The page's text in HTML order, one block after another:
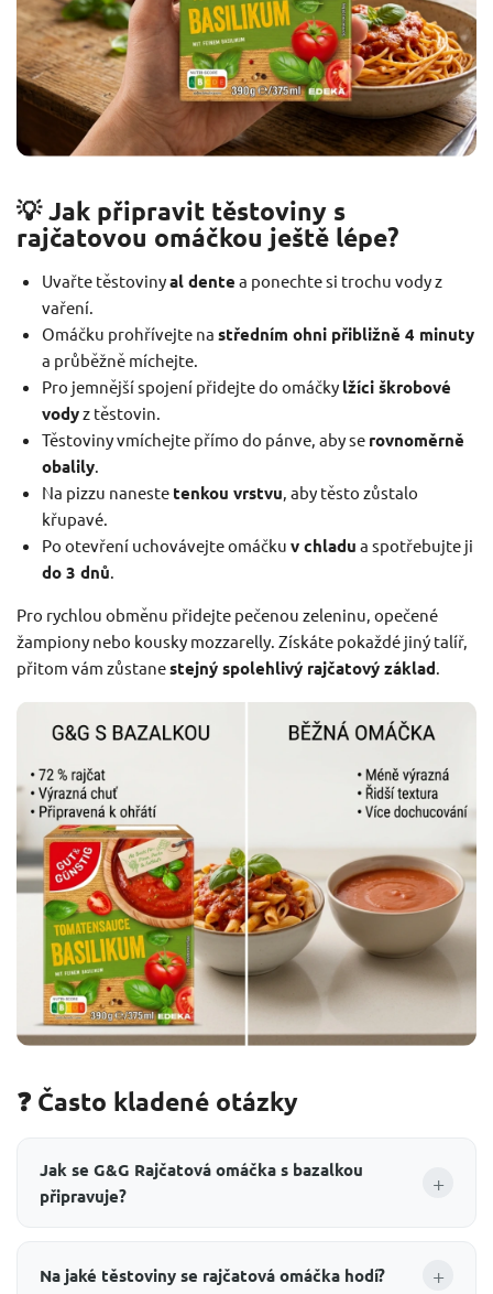
💡 Jak připravit těstoviny s
rajčatovou omáčkou ještě lépe?
Uvařte těstovinyal dente a ponechte si trochu vody z
vaření.
Omáčku prohřívejte na středním ohni přibližně 4 minuty
a průběžně míchejte.
Pro jemnější spojení přidejte do omáčky lžíci škrobové
vodyz těstovin.
Těstoviny vmíchejte přímo do pánve, aby se rovnoměrně
obalily.
Na pizzu naneste tenkou vrstvu , aby těsto zůstalo
křupavé.
Po otevření uchovávejte omáčku v chladu a spotřebujte ji
do 3 dnů
Pro rychlou obměnu přidejte pečenou zeleninu, opečené
žampiony nebo kousky mozzarelly. Získáte pokaždé jiný talíř,
přitom vám zůstanestejný spolehlivý rajčatový základ
❓ Často kladené otázky
Jak se G&G Rajčatová omáčka s bazalkou
připravuje?
+
Na jaké těstoviny se rajčatová omáčka hodí? +